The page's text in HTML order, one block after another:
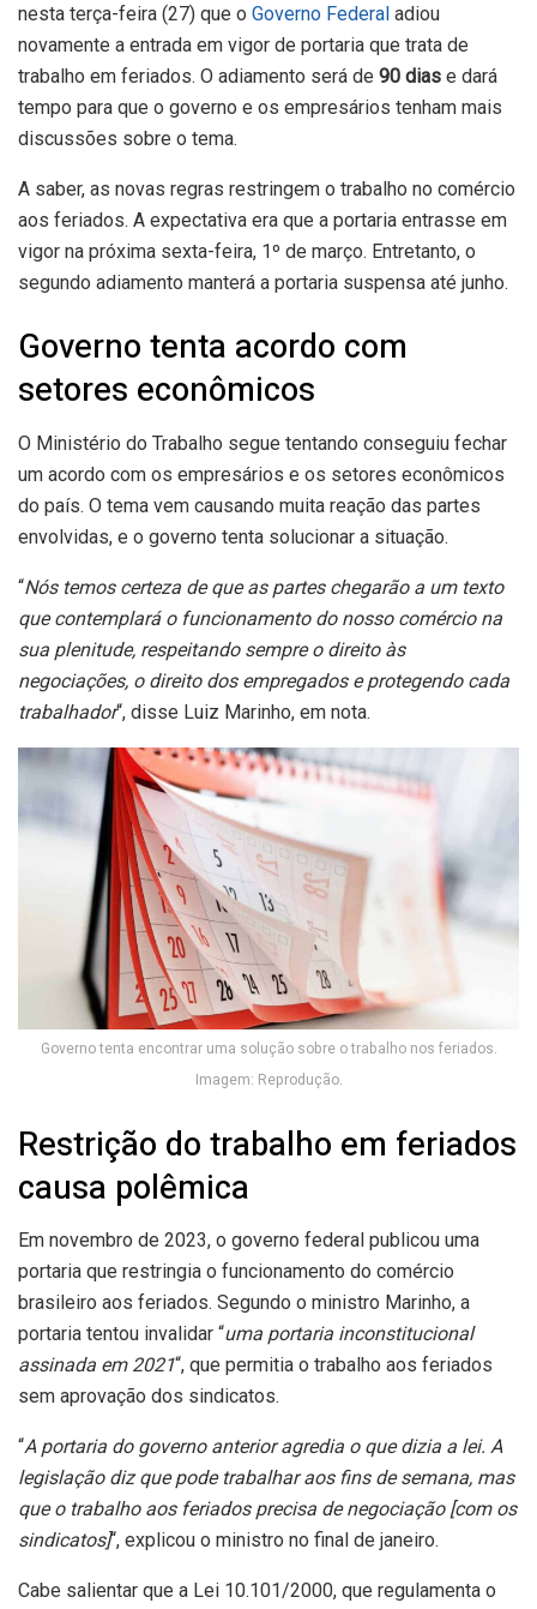
nesta terça-feira (27) que o Governo Federal adiou
novamente a entrada em vigor de portaria que trata de
trabalho em feriados. O adiamento será de 90 dias e dará
tempo para que o governo e os empresários tenham mais
discussões sobre o tema.
A saber, as novas regras restringem o trabalho no comércio
aos feriados. A expectativa era que a portaria entrasse em
vigor na próxima sexta-feira, 1º de março. Entretanto, o
segundo adiamento manterá a portaria suspensa até junho.
Governo tenta acordo com
setores econômicos
O Ministério do Trabalho segue tentando conseguiu fechar
um acordo com os empresários e os setores econômicos
do país. O tema vem causando muita reação das partes
envolvidas, e o governo tenta solucionar a situação.
“Nós temos certeza de que as partes chegarão a um texto
que contemplará o funcionamento do nosso comércio na
sua plenitude, respeitando sempre o direito às
negociações, o direito dos empregados e protegendo cada
trabalhador“, disse Luiz Marinho, em nota.
Governo tenta encontrar uma solução sobre o trabalho nos feriados.
Imagem: Reprodução.
Restrição do trabalho em feriados
causa polêmica
Em novembro de 2023, o governo federal publicou uma
portaria que restringia o funcionamento do comércio
brasileiro aos feriados. Segundo o ministro Marinho, a
portaria tentou invalidar “uma portaria inconstitucional
assinada em 2021“, que permitia o trabalho aos feriados
sem aprovação dos sindicatos.
“A portaria do governo anterior agredia o que dizia a lei. A
legislação diz que pode trabalhar aos fins de semana, mas
que o trabalho aos feriados precisa de negociação [com os
sindicatos]“, explicou o ministro no final de janeiro.
Cabe salientar que a Lei 10.101/2000, que regulamenta o